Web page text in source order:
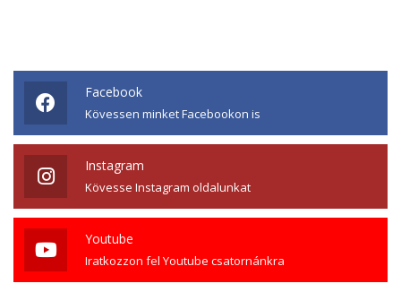
Facebook
Kövessen minket Facebookon is
Instagram
Kövesse Instagram oldalunkat
Youtube
Iratkozzon fel Youtube csatornánkra